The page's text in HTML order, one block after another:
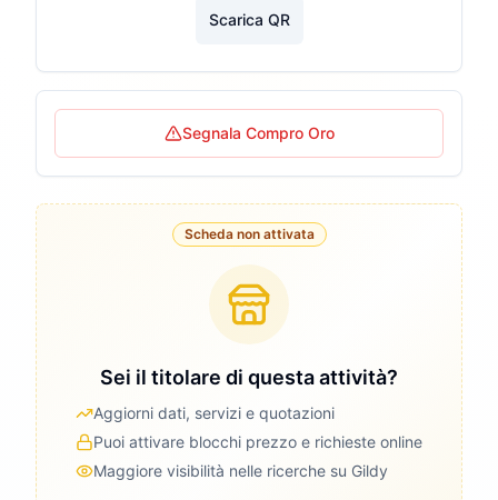
Scarica QR
Segnala Compro Oro
Scheda non attivata
Sei il titolare di questa attività?
Aggiorni dati, servizi e quotazioni
Puoi attivare blocchi prezzo e richieste online
Maggiore visibilità nelle ricerche su Gildy